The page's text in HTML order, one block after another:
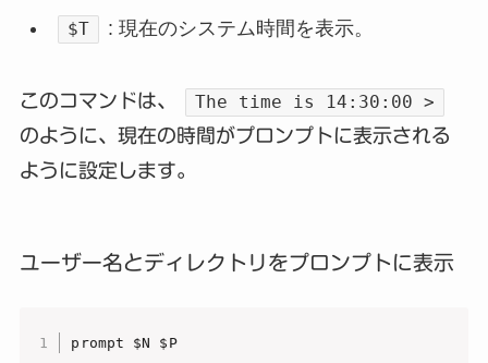
$T : 現在のシステム時間を表示。
このコマンドは、 The time is 14:30:00 >
のように、現在の時間がプロンプトに表示される
ように設定します。
ユーザー名とディレクトリをプロンプトに表示
prompt $N $P